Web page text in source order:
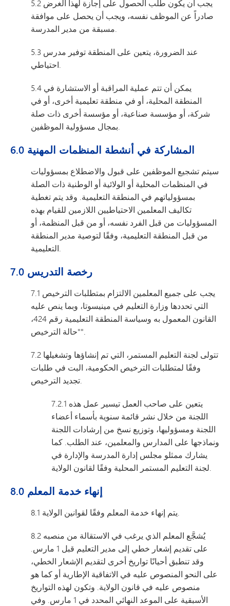
5.2 يجب أن يكون طلب الحصول على إجازة لهذا الغرض
صادراً عن الموظف نفسه، ويجب أن يحصل على موافقة
مسبقة من مدير المدرسة.
5.3 عند الضرورة، يتعين على المنطقة توفير مدرس
احتياطي.
5.4 يمكن أن تتم عملية المراقبة أو الاستشارة في
المنطقة المحلية، أو في منطقة تعليمية أخرى، أو في
شركة، أو مؤسسة صناعية، أو مؤسسة أخرى ذات صلة
بمجال مسؤولية الموظفين.
6.0 المشاركة في أنشطة المنظمات المهنية
سيتم تشجيع الموظفين على قبول والاضطلاع بمسؤوليات
في المنظمات المحلية أو الولائية أو الوطنية ذات الصلة
بمسؤولياتهم في المنطقة التعليمية. وقد يتم تغطية
تكاليف المعلمين الاحتياطيين اللازمين للقيام بهذه
المسؤوليات من قبل الفرد نفسه، أو من قبل المنظمة، أو
من قبل المنطقة التعليمية، وفقًا لتوصية مدير المنطقة
التعليمية.
7.0 رخصة التدريس
7.1 يجب على جميع المعلمين الالتزام بمتطلبات الترخيص
التي تحددها وزارة التعليم في مينيسوتا، وبما ينص عليه
القانون المعمول به وسياسة المنطقة التعليمية رقم 424،
"حالة الترخيص".
7.2 تتولى لجنة التعليم المستمر، التي تم إنشاؤها وتشغيلها
وفقًا لمتطلبات الترخيص الحكومية، البت في طلبات
تجديد الترخيص.
7.2.1 يتعين على صاحب العمل تيسير عمل هذه
اللجنة من خلال نشر قائمة سنوية بأسماء أعضاء
اللجنة ومسؤوليها، وتوزيع نسخ من إرشادات اللجنة
ونماذجها على المدارس والمعلمين، عند الطلب. كما
يشارك ممثلو مجلس إدارة المدرسة والإدارة في
لجنة التعليم المستمر المحلية وفقًا لقانون الولاية.
8.0 إنهاء خدمة المعلم
8.1 يتم إنهاء خدمة المعلم وفقًا لقوانين الولاية.
8.2 يُشجَّع المعلم الذي يرغب في الاستقالة من منصبه
على تقديم إشعار خطي إلى مدير التعليم قبل 1 مارس.
وقد تنطبق أحيانًا تواريخ أخرى لتقديم الإشعار الخطي،
على النحو المنصوص عليه في الاتفاقية الإطارية أو كما هو
منصوص عليه في قانون الولاية. وتكون لهذه التواريخ
الأسبقية على الموعد النهائي المحدد في 1 مارس. وفي